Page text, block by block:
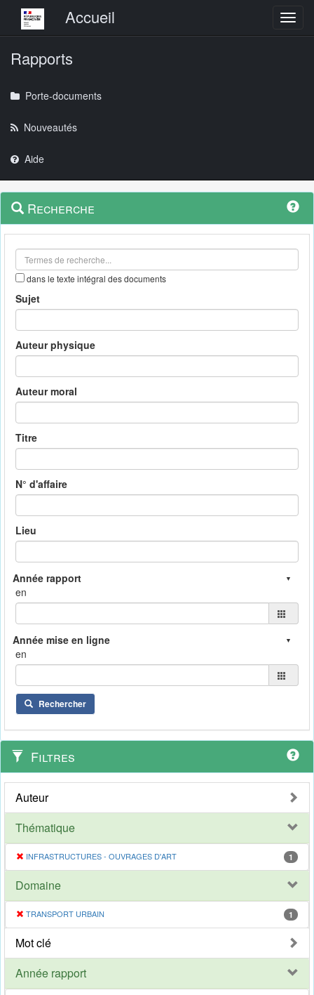
Menu principalAccueil
Rapports
Porte-documents
Nouveautés
Aide
Navigation
outils
Menu
contextuel
Recherche
dans le texte intégral des documents
Sujet
Auteur physique
Auteur moral
Titre
N° d'affaire
Lieu
en
en
Rechercher
Filtres
Auteur
Thématique
INFRASTRUCTURES - OUVRAGES D'ART 1
Domaine
TRANSPORT URBAIN 1
Mot clé
Année rapport